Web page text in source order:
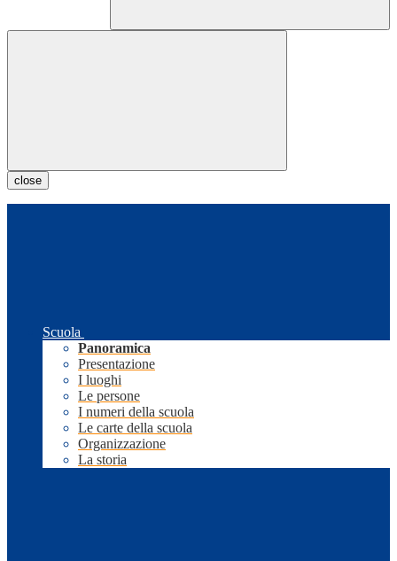
close
Scuola
Panoramica
Presentazione
I luoghi
Le persone
I numeri della scuola
Le carte della scuola
Organizzazione
La storia